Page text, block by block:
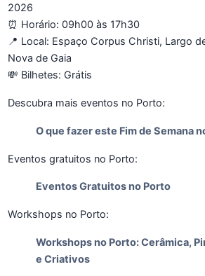
2026
⏰ Horário: 09h00 às 17h30
📍 Local: Espaço Corpus Christi, Largo
Nova de Gaia
💸 Bilhetes: Grátis
Descubra mais eventos no Porto:
O que fazer este Fim de Semana
Eventos gratuitos no Porto:
Eventos Gratuitos no Porto
Workshops no Porto:
Workshops no Porto: Cerâmica,
e Criativos